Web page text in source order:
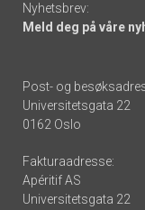
Nyhetsbrev:
Meld deg på våre
Post- og
Universitetsgata 22
0162 Oslo
Fakturaadresse:
Apéritif AS
Universitetsgata 22